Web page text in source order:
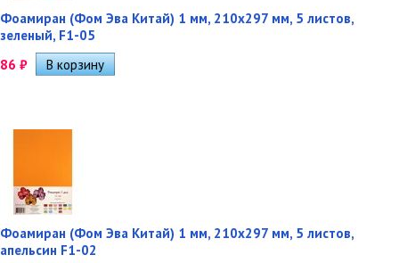
Фоамиран (Фом Эва Китай) 1 мм, 210х297 мм, 5 листов,
зеленый, F1-05
86 ₽
Фоамиран (Фом Эва Китай) 1 мм, 210х297 мм, 5 листов,
апельсин F1-02